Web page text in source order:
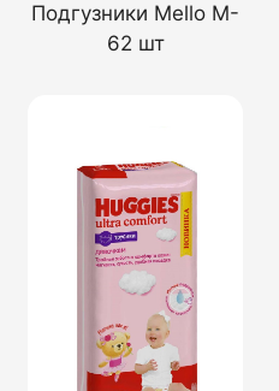
Подгузники Mello M-
62 шт